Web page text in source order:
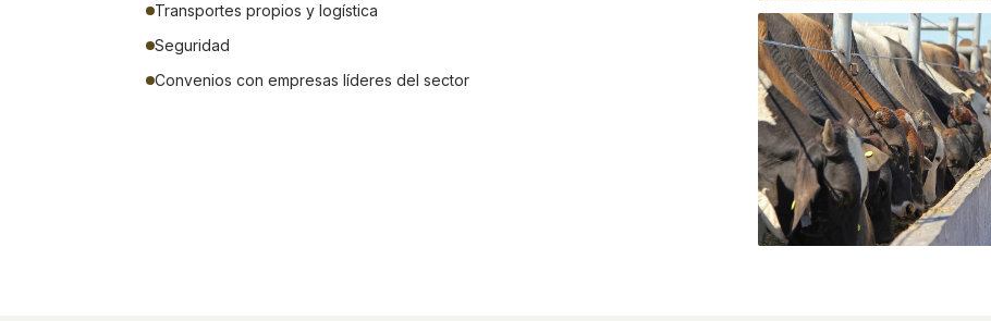
Transportes propios y logística
Seguridad
Convenios con empresas líderes del sector